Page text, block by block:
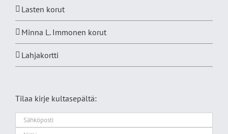
Lasten korut
Minna L. Immonen korut
Lahjakortti
Tilaa kirje kultasepältä: